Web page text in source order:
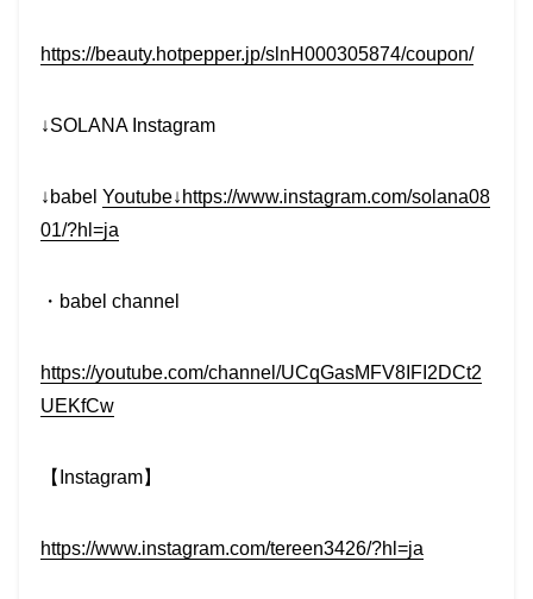
https://beauty.hotpepper.jp/slnH000305874/coupon/
↓SOLANA Instagram
↓babel Youtube↓https://www.instagram.com/solana08
01/?hl=ja
・babel channel
https://youtube.com/channel/UCqGasMFV8IFI2DCt2
UEKfCw
【Instagram】
https://www.instagram.com/tereen3426/?hl=ja